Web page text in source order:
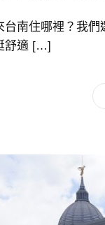
台南住哪裡？我
舒適 […]